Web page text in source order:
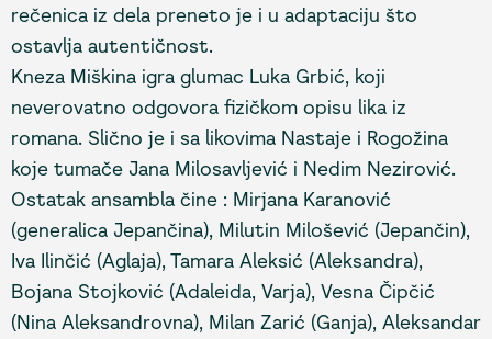
rečenica iz dela preneto je i u adaptaciju što
ostavlja autentičnost.
Kneza Miškina igra glumac Luka Grbić, koji
neverovatno odgovora fizičkom opisu lika iz
romana. Slično je i sa likovima Nastaje i Rogožina
koje tumače Jana Milosavljević i Nedim Nezirović.
Ostatak ansambla čine : Mirjana Karanović
(generalica Jepančina), Milutin Milošević (Jepančin),
Iva Ilinčić (Aglaja), Tamara Aleksić (Aleksandra),
Bojana Stojković (Adaleida, Varja), Vesna Čipčić
(Nina Aleksandrovna), Milan Zarić (Ganja), Aleksandar